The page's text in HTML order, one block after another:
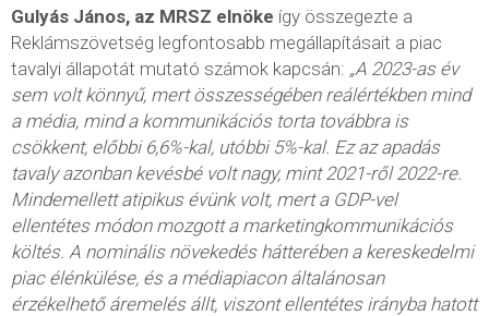
Gulyás János, az MRSZ elnöke így összegezte a
Reklámszövetség legfontosabb megállapításait a piac
tavalyi állapotát mutató számok kapcsán: „A 2023-as év
sem volt könnyű, mert összességében reálértékben mind
a média, mind a kommunikációs torta továbbra is
csökkent, előbbi 6,6%-kal, utóbbi 5%-kal. Ez az apadás
tavaly azonban kevésbé volt nagy, mint 2021-ről 2022-re.
Mindemellett atipikus évünk volt, mert a GDP-vel
ellentétes módon mozgott a marketingkommunikációs
költés. A nominális növekedés hátterében a kereskedelmi
piac élénkülése, és a médiapiacon általánosan
érzékelhető áremelés állt, viszont ellentétes irányba hatott